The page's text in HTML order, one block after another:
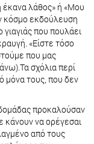
έκανα λάθος» ή «Μου
κόσμο εκδούλευση
γιαγιάς που πουλάει
«Είστε τόσο
που μας
σχόλια περί
μόνα τους, που δεν
προκαλούσαν
κάνουν να ορέγεσαι
από τους